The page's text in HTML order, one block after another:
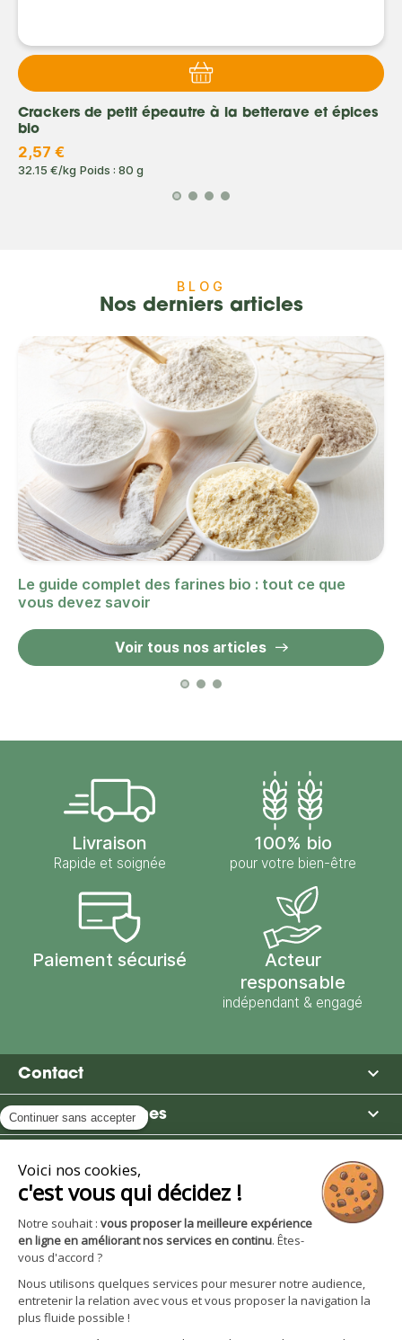
Crackers de petit épeautre à la betterave et épices
bio
2,57 €
32.15 €/kg Poids : 80 g
BLOG
Nos derniers articles
Le guide complet des farines bio : tout ce que
vous devez savoir
Voir tous nos articles
Livraison
Rapide et soignée
100% bio
pour votre bien-être
Paiement sécurisé
Acteur
responsable
indépendant & engagé
Contact 
Moulin des Moines 
Avantages et services 